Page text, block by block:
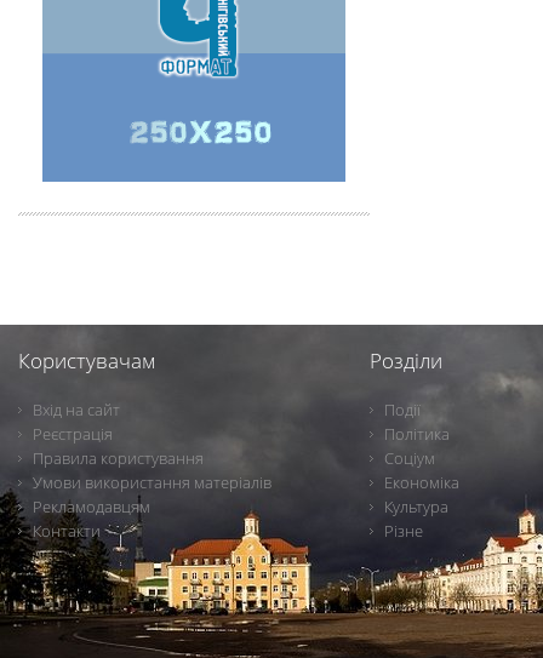
Користувачам
Вхід на сайт
Реєстрація
Правила користування
Умови використання матеріалів
Рекламодавцям
Контакти
Розділи
Події
Політика
Соціум
Економіка
Культура
Різне